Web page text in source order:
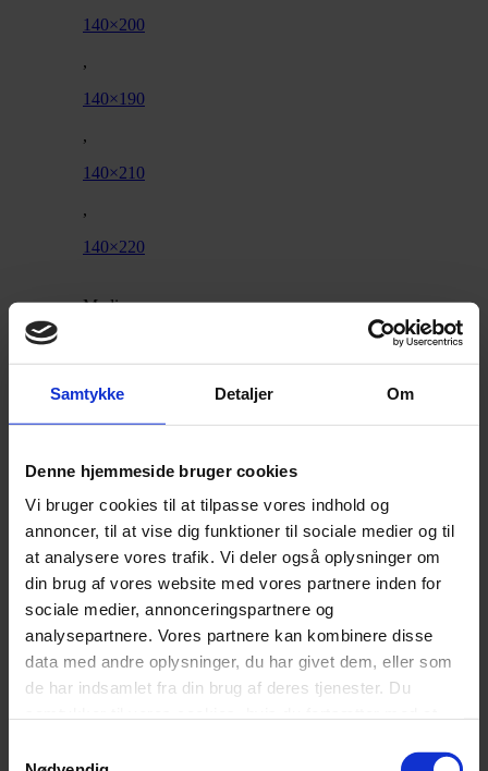
Samtykke Detaljer Om
Denne hjemmeside bruger cookies
Vi bruger cookies til at tilpasse vores indhold og
annoncer, til at vise dig funktioner til sociale medier og til
at analysere vores trafik. Vi deler også oplysninger om
din brug af vores website med vores partnere inden for
sociale medier, annonceringspartnere og
analysepartnere. Vores partnere kan kombinere disse
data med andre oplysninger, du har givet dem, eller som
de har indsamlet fra din brug af deres tjenester. Du
140×200
,
140×190
,
140×210
,
140×220
Hårdhed
Medium
Gavl
,
Ingen Gavl
Plangavl (+1.999,-)
Swinggavl m. knapper (+3.999,-)
,